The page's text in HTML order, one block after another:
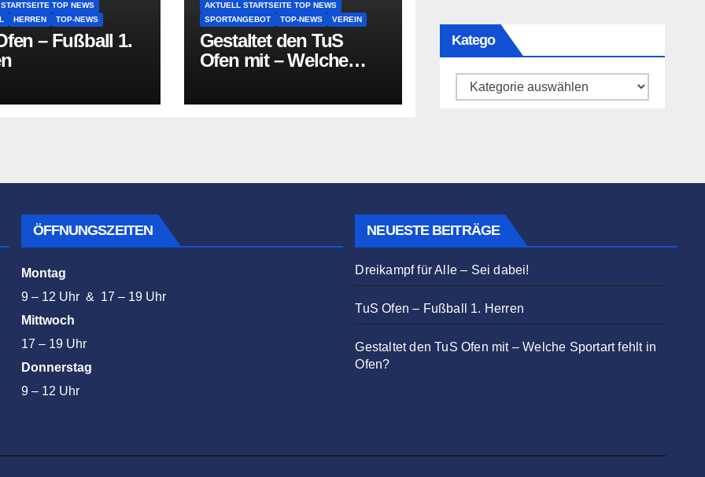
TOP NEWS
HERREN TOP-NEWS
– Fußball 1.
AKTUELL STARTSEITE TOP NEWS
SPORTANGEBOT
TOP-NEWS VEREIN
Gestaltet den TuS
Ofen mit – Welche
Katego
Katego
ÖFFNUNGSZEITEN
Montag
9 – 12 Uhr & 17 – 19 Uhr
Mittwoch
17 – 19 Uhr
Donnerstag
9 – 12 Uhr
NEUESTE BEITRÄGE
Dreikampf für Alle – Sei dabei!
TuS Ofen – Fußball 1. Herren
Gestaltet den TuS Ofen mit – Welche Sportart fehlt in
Ofen?